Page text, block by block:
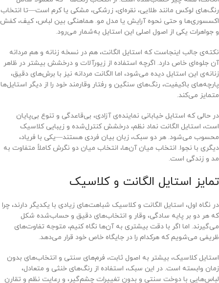
رنگ‌های لوکس مانند طلایی، نقره‌ای، زرشکی، مشکی یا کرم است—تا انتخاب
اکسسوری‌ها و حتی نحوه آرایش یا مدل مو. هماهنگی بین لباس، کیف، کفش
و جواهرات یکی از اصول اصلی این استایل به‌شمار می‌رود.
نکته‌ی جالب اینجاست که استایل الگانت، هم در نسخه زنانه و هم مردانه
آن جلوه‌ای خاص دارد. اگرچه استفاده از زیورآلات و درخشش بیشتر در ظاهر
زنانه‌ی این استایل دیده می‌شود، اما الگانت مردانه نیز با برش‌های دقیق،
پارچه‌های باکیفیت، رنگ‌های سنگین و رفتار وقارمند خود را از دیگر استایل‌ها
متمایز می‌کند.
در حالی که استایل خیابانی نماینده‌ی آزادی، بی‌قاعدگی و تنوع بی‌پایان
است، استایل الگانت نماد نظم، درخشش کنترل‌شده و زیبایی کلاسیک
محسوب می‌شود. هر دو سبک، زبان بیان فردی هستند—یکی با فریاد،
دیگری با نجوا. انتخاب میان آن‌ها، انتخاب میان دو نگرش کاملاً متفاوت به
مد و زندگی است.
تمایز استایل الگانت و کلاسیک
در نگاه اول، استایل الگانت و کلاسیک شباهت‌های زیادی با یکدیگر دارند، چرا
که هر دو بر پایه‌ سادگی، وقار و انتخاب‌های دقیق و حساب‌شده شکل
می‌گیرند. اما اگر با دقت بیشتری به آن‌ها نگاه کنیم، متوجه تفاوت‌های
ظریفی می‌شویم که هرکدام را در جایگاه خاص خود قرار می‌دهد.
استایل کلاسیک، بیشتر به اصول ثابت، فرم‌های سنتی و انتخاب‌های بدون
زمان وابسته است. در این سبک، استفاده از رنگ‌های خنثی و متعادل،
لباس‌هایی با دوخت سنتی و بدون تغییرات چشم‌گیر، و رعایت نظم و تقارن